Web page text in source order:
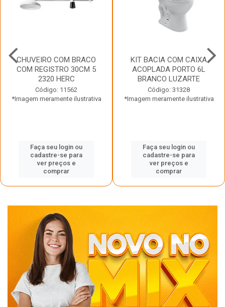
CHUVEIRO COM BRACO
COM REGISTRO 30CM 5
2320 HERC
Código: 11562
*Imagem meramente ilustrativa
Faça seu login ou
cadastre-se para
ver preços e
comprar
KIT BACIA COM CAIXA
ACOPLADA PORTO 6L
BRANCO LUZARTE
Código: 31328
*Imagem meramente ilustrativa
Faça seu login ou
cadastre-se para
ver preços e
comprar